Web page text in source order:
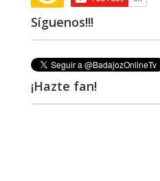
Síguenos!!!
¡Hazte fan!